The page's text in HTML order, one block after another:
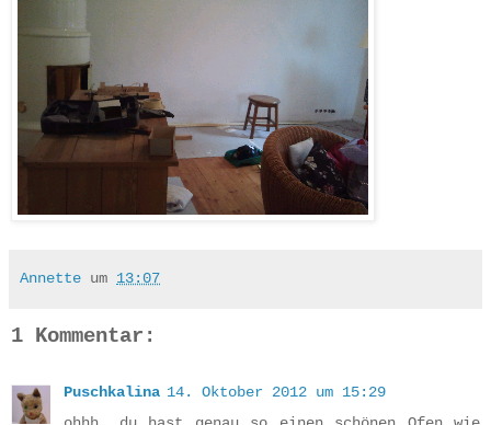
Annette um 13:07
1 Kommentar:
Puschkalina 14. Oktober 2012 um 15:29